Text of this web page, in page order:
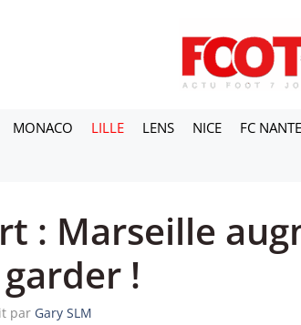
MONACO LILLE LENS NICE FC
: Marseille
!
par Gary SLM